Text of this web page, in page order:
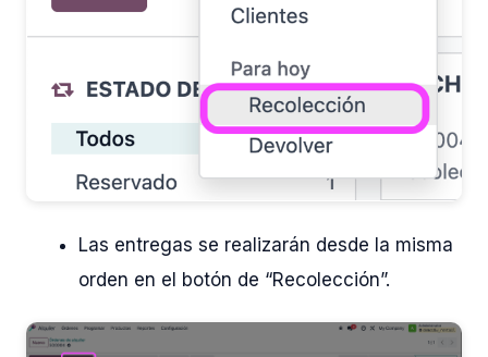
Las entregas se realizarán desde la misma
orden en el botón de “Recolección”.